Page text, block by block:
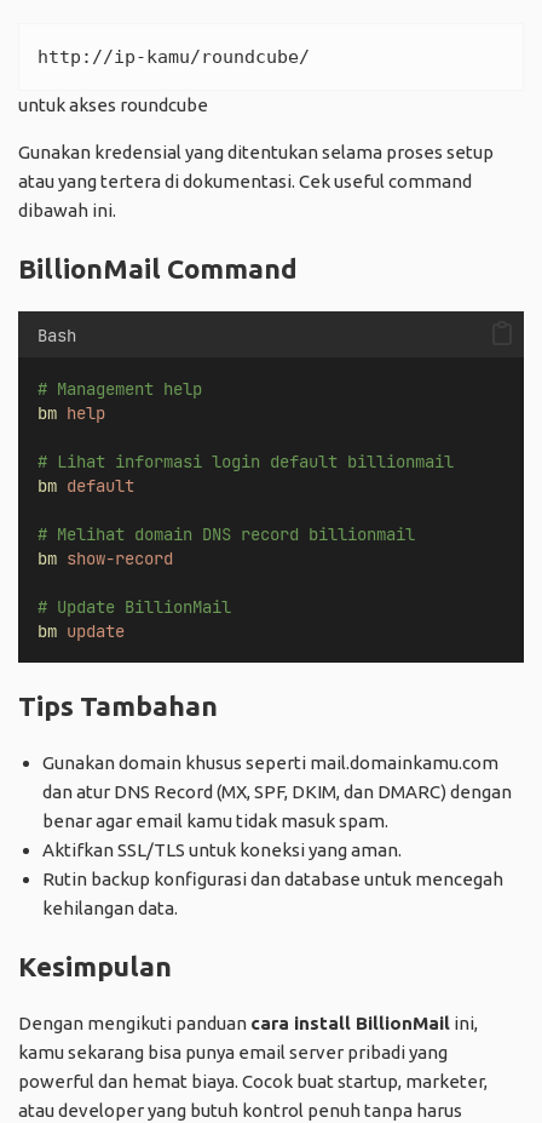
http://ip-kamu/roundcube/
untuk akses roundcube
Gunakan kredensial yang ditentukan selama proses setup
atau yang tertera di dokumentasi. Cek useful command
dibawah ini.
BillionMail Command
Bash
# Management help
bm help
# Lihat informasi login default billionmail
bm default
# Melihat domain DNS record billionmail
bm show-record
# Update BillionMail
bm update
Tips Tambahan
Gunakan domain khusus seperti mail.domainkamu.com
dan atur DNS Record (MX, SPF, DKIM, dan DMARC) dengan
benar agar email kamu tidak masuk spam.
Aktifkan SSL/TLS untuk koneksi yang aman.
Rutin backup konfigurasi dan database untuk mencegah
kehilangan data.
Kesimpulan
Dengan mengikuti panduan cara install BillionMail ini,
kamu sekarang bisa punya email server pribadi yang
powerful dan hemat biaya. Cocok buat startup, marketer,
atau developer yang butuh kontrol penuh tanpa harus